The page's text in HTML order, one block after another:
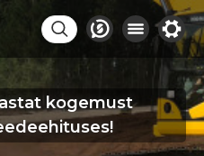
kogemust